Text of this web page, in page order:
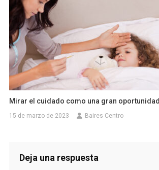
Mirar el cuidado como una gran oportunidad
15 de marzo de 2023 Baires Centro
Deja una respuesta